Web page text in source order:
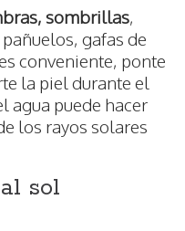
sombrillas,
gafas de
conveniente, ponte
la piel durante el
agua puede hacer
los rayos solares
sol